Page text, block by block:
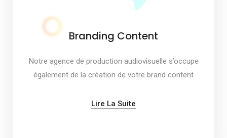
Branding Content
Notre agence de production audiovisuelle s’occupe
également de la création de votre brand content
Lire La Suite